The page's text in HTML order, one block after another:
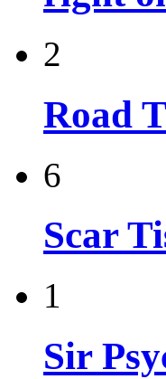
2
Road
6
Scar
1
Sir